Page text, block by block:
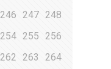
246 247 248
254 255 256
262 263
264